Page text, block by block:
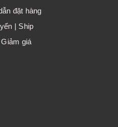
đặt hàng
| Ship
giá